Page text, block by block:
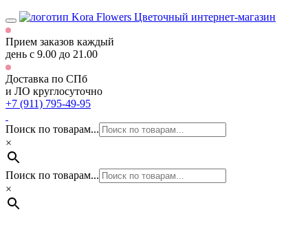
Цветочный интернет-магазин
Прием заказов каждый
день с 9.00 до 21.00
Доставка по СПб
и ЛО круглосуточно
+7 (911) 795-49-95
Поиск по товарам...
×
Поиск по товарам...
×